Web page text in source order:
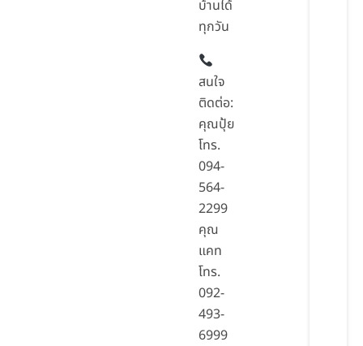
บ้านได้
ทุกวัน
สนใจ
ติดต่อ:
คุณปุ้ย
โทร.
094-
564-
2299
คุณ
แคท
โทร.
092-
493-
6999